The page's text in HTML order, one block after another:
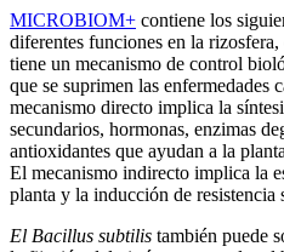
MICROBIOM+ contiene los
diferentes funciones en la rizosfera,
tiene un mecanismo de control
que se suprimen las enfermedades
mecanismo directo implica la
secundarios, hormonas, enzimas
antioxidantes que ayudan a la
El mecanismo indirecto implica la
planta y la inducción de resistencia
El Bacillus subtilis también puede